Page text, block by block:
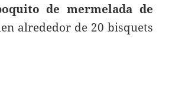
de mermelada de
alrededor de 20 bisquets